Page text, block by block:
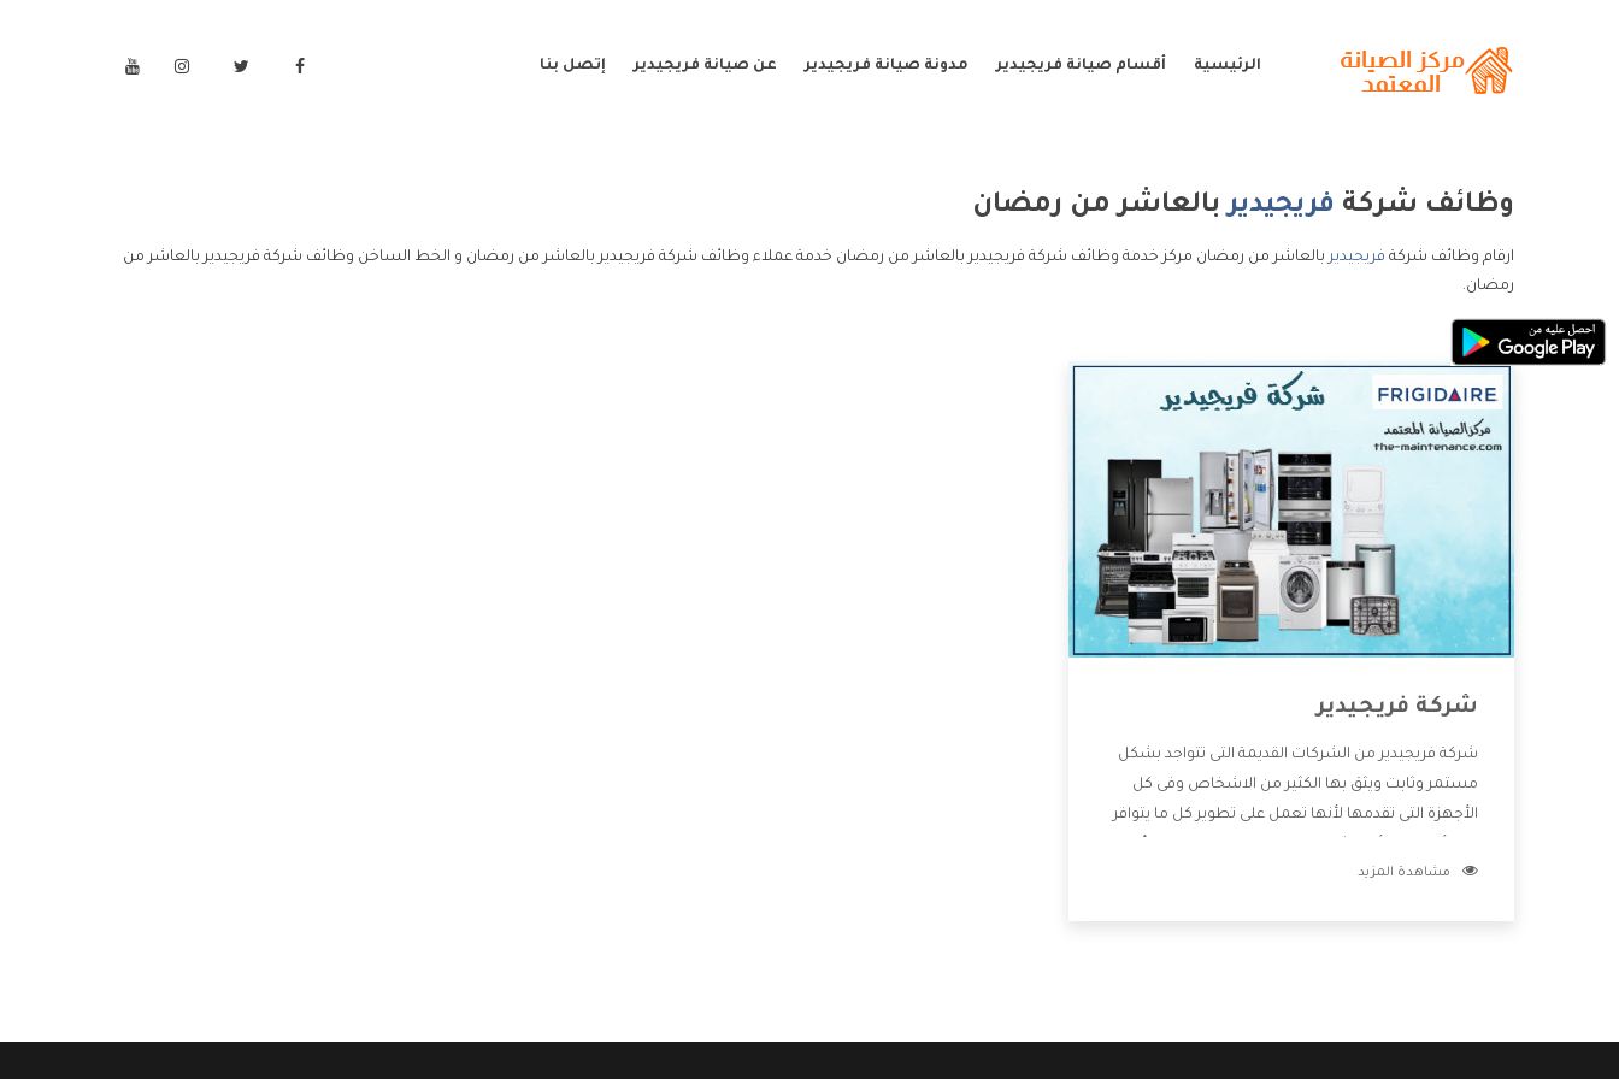
الرئيسية أقسام صيانة فريجيدير مدونة صيانة فريجيدير عن صيانة فريجيدير إتصل بنا
وظائف شركة فريجيديربالعاشر من رمضان
ارقام وظائف شركة فريجيدير بالعاشر من رمضان مركز خدمة وظائف شركة فريجيدير بالعاشر من رمضان خدمة عملاء وظائف شركة فريجيدير بالعاشر من رمضان و الخط الساخن وظائف شركة فريجيدير بالعاشر من
رمضان.
شركة فريجيدير
شركة فريجيدير من الشركات القديمة التى تتواجد بشكل
مستمر وثابت ويثق بها الكثير من الاشخاص وفى كل
الأجهزة التى تقدمها لأنها تعمل على تطوير كل ما يتوافر
خدمات ما بعد البيع مع المنتجات وتقدم للعملاء أقوى
مشاهدة المزيد